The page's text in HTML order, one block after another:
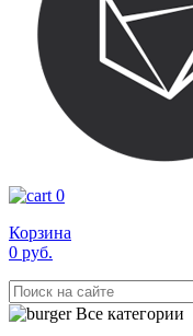
0
Корзина
0 руб.
Все категории